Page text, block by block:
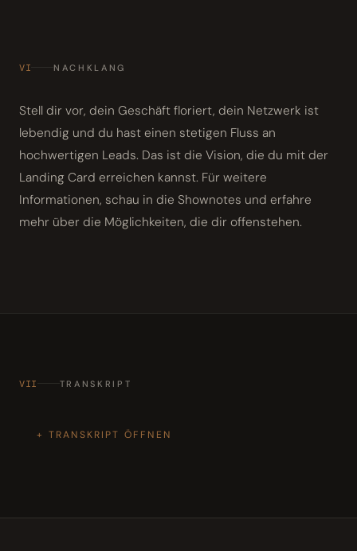
VI NACHKLANG
Stell dir vor, dein Geschäft floriert, dein Netzwerk ist
lebendig und du hast einen stetigen Fluss an
hochwertigen Leads. Das ist die Vision, die du mit der
Landing Card erreichen kannst. Für weitere
Informationen, schau in die Shownotes und erfahre
mehr über die Möglichkeiten, die dir offenstehen.
VII TRANSKRIPT
TRANSKRIPT ÖFFNEN